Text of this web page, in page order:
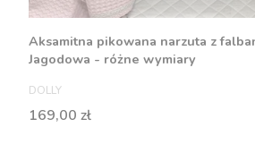
Aksamitna pikowana narzuta z
Jagodowa - różne wymiary
PRODUCENT
DOLLY
Cena
169,00 zł